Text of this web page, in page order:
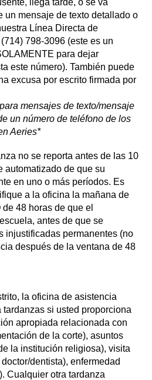
llega tarde, o se va
un mensaje de texto detallado o
Línea Directa de
798-3096 (este es un
para dejar
este número). También puede
excusa por escrito firmada por
mensajes de texto/mensaje
un número de teléfono de los
Aeries*
no se reporta antes de las 10
automatizado de que su
en uno o más períodos. Es
a la oficina la mañana de
48 horas de que el
antes de que se
injustificadas permanentes (no
después de la ventana de 48
la oficina de asistencia
si usted proporciona
apropiada relacionada con
de la corte), asuntos
la institución religiosa), visita
dentista), enfermedad
Cualquier otra tardanza